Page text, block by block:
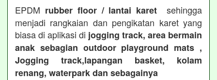
EPDM rubber floor / lantai karet sehingga
menjadi rangkaian dan pengikatan karet yang
biasa di aplikasi di jogging track, area bermain
anak sebagian outdoor playground mats ,
Jogging track,lapangan basket, kolam
renang, waterpark dan sebagainya